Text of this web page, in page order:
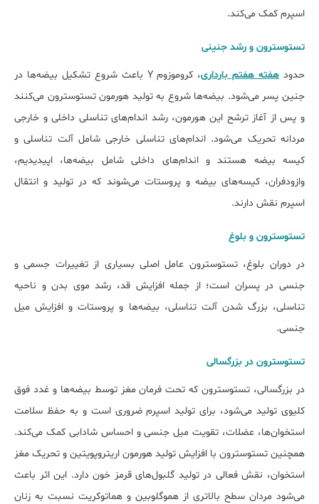
اسپرم کمک می‌کند.
تستوسترون و رشد جنینی
حدود هفته هفتم بارداری
، کروموزوم Y باعث شروع تشکیل بیضه‌ها در
جنین پسر می‌شود. بیضه‌ها شروع به تولید هورمون تستوسترون می‌کنند
و پس از آغاز ترشح این هورمون، رشد اندام‌های تناسلی داخلی و خارجی
مردانه تحریک می‌شود. اندام‌های تناسلی خارجی شامل آلت تناسلی و
کیسه بیضه هستند و اندام‌های داخلی شامل بیضه‌ها، اپیدیدیم،
وازودفران، کیسه‌های بیضه و پروستات می‌شوند که در تولید و انتقال
اسپرم نقش دارند.
تستوسترون و بلوغ
در دوران بلوغ، تستوسترون عامل اصلی بسیاری از تغییرات جسمی و
جنسی در پسران است؛ از جمله افزایش قد، رشد موی بدن و ناحیه
تناسلی، بزرگ شدن آلت تناسلی، بیضه‌ها و پروستات و افزایش میل
جنسی.
تستوسترون در بزرگسالی
در بزرگسالی، تستوسترون که تحت فرمان مغز توسط بیضه‌ها و غدد فوق
کلیوی تولید می‌شود، برای تولید اسپرم ضروری است و به حفظ سلامت
استخوان‌ها، عضلات، تقویت میل جنسی و احساس شادابی کمک می‌کند.
همچنین تستوسترون با افزایش تولید هورمون اریتروپویتین و تحریک مغز
استخوان، نقش فعالی در تولید گلبول‌های قرمز خون دارد. این اثر باعث
می‌شود مردان سطح بالاتری از هموگلوبین و هماتوکریت نسبت به زنان